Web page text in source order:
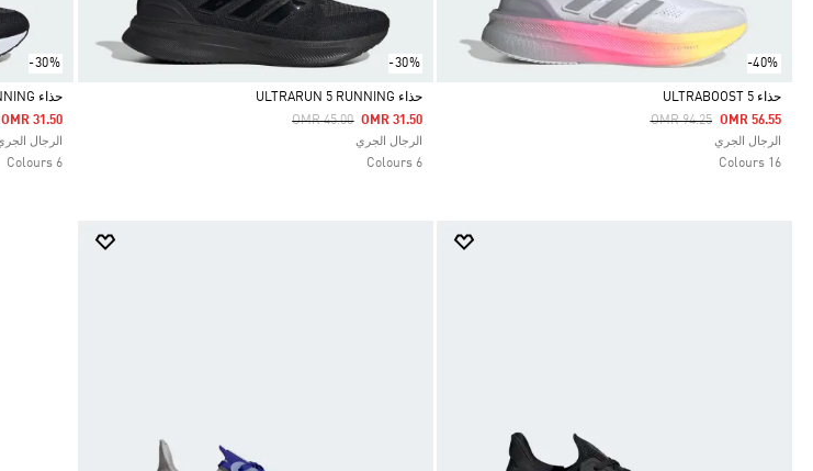
-40%
Selected
حذاء ULTRABOOST 5
Price Reduced From
OMR 94.25ToOMR 56.55
الرجال الجري
16 Colours
-30%
Selected
حذاء ULTRARUN 5 RUNNING
Price Reduced From
OMR 45.00ToOMR 31.50
الرجال الجري
6 Colours
-30%
حذاء ULTRARUN 5 RUNNING
From
OMR 31.50
الرجال
6 Colours